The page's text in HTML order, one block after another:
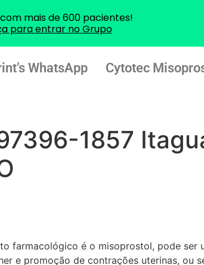
WhatsApp Cytotec
97396-1857
farmacológico é o misoprostol, pode ser
e promoção de contrações uterinas, ou
mais de 600 pacientes!
para entrar no Grupo